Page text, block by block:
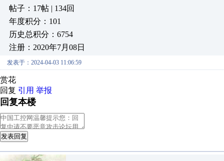
帖子：17帖 | 134回
年度积分：101
历史总积分：6754
注册：2020年7月08日
发表于：2024-04-03 11:06:59
赏花
回复 引用 举报
回复本楼
发表回复